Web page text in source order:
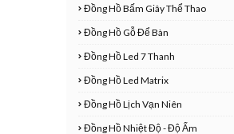
Đồng Hồ Bấm Giây Thể Thao
Đồng Hồ Gỗ Để Bàn
Đồng Hồ Led 7 Thanh
Đồng Hồ Led Matrix
Đồng Hồ Lịch Vạn Niên
Đồng Hồ Nhiệt Độ - Độ Ẩm